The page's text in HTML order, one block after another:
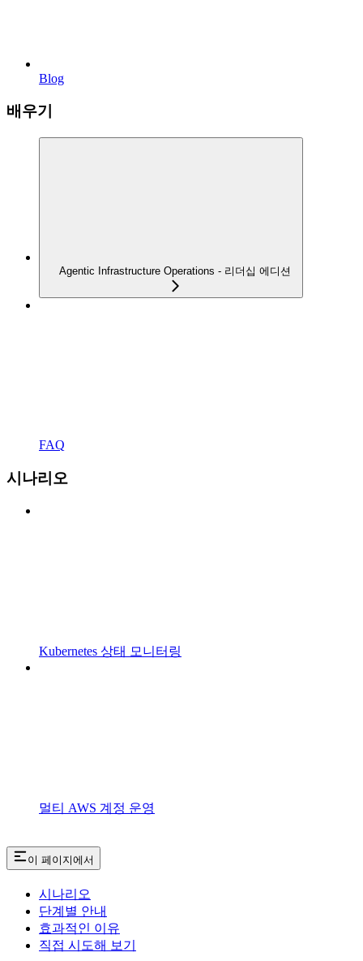
Blog
배우기
Agentic Infrastructure Operations - 리더십 에디션
FAQ
시나리오
Kubernetes 상태 모니터링
멀티 AWS 계정 운영
이 페이지에서
시나리오
단계별 안내
효과적인 이유
직접 시도해 보기